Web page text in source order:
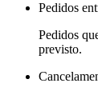
Pedidos
Pedidos
previsto.